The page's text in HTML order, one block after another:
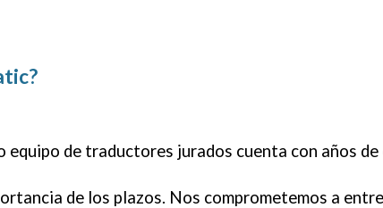
equipo de traductores jurados cuenta con años
de los plazos. Nos comprometemos a